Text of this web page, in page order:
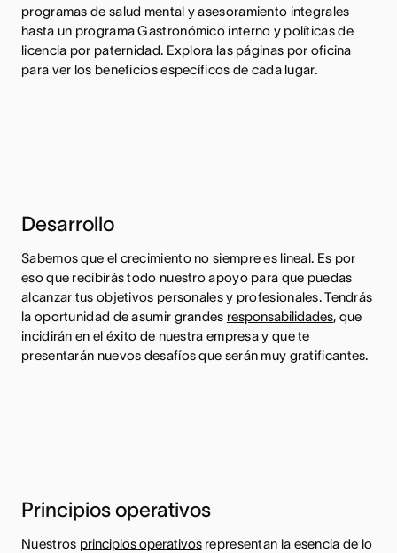
programas de salud mental y asesoramiento integrales
hasta un programa Gastronómico interno y políticas de
licencia por paternidad. Explora las páginas por oficina
para ver los beneficios específicos de cada lugar.
Desarrollo
Sabemos que el crecimiento no siempre es lineal. Es por
eso que recibirás todo nuestro apoyo para que puedas
alcanzar tus objetivos personales y profesionales. Tendrás
la oportunidad de asumir grandes responsabilidades, que
incidirán en el éxito de nuestra empresa y que te
presentarán nuevos desafíos que serán muy gratificantes.
Principios operativos
Nuestros principios operativosrepresentan la esencia de lo